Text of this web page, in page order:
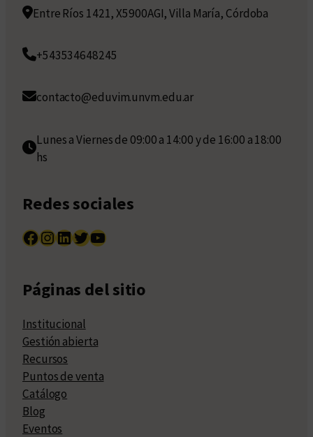
Entre Ríos 1421, X5900AGI, Villa María, Córdoba
+543534648245
contacto@eduvim.unvm.edu.ar
Lunes a Viernes de 09:00 a 14:00 y de 16:00 a 18:00
hs
Redes sociales
Facebook InstagramLinkedIn Twitter YouTube
Páginas del sitio
Institucional
Gestión abierta
Recursos
Puntos de venta
Catálogo
Blog
Eventos